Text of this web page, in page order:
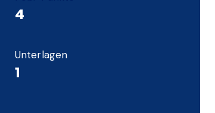
4
Unterlagen
1